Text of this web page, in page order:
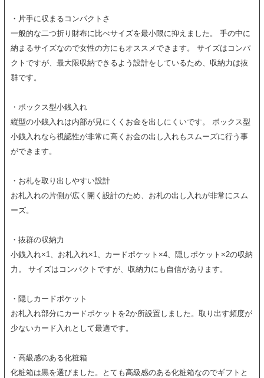
・片手に収まるコンパクトさ
一般的な二つ折り財布に比べサイズを最小限に抑えました。 手の中に
納まるサイズなので女性の方にもオススメできます。 サイズはコンパ
クトですが、最大限収納できるよう設計をしているため、収納力は抜
群です。
・ボックス型小銭入れ
縦型の小銭入れは内部が見にくくお金を出しにくいです。 ボックス型
小銭入れなら視認性が非常に高くお金の出し入れもスムーズに行う事
ができます。
・お札を取り出しやすい設計
お札入れの片側が広く開く設計のため、お札の出し入れが非常にスム
ーズ。
・抜群の収納力
小銭入れ×1、お札入れ×1、カードポケット×4、隠しポケット×2の収納
力。 サイズはコンパクトですが、収納力にも自信があります。
・隠しカードポケット
お札入れ部分にカードポケットを2か所設置しました。取り出す頻度が
少ないカード入れとして最適です。
・高級感のある化粧箱
化粧箱は黒を選びました。とても高級感のある化粧箱なのでギフトと